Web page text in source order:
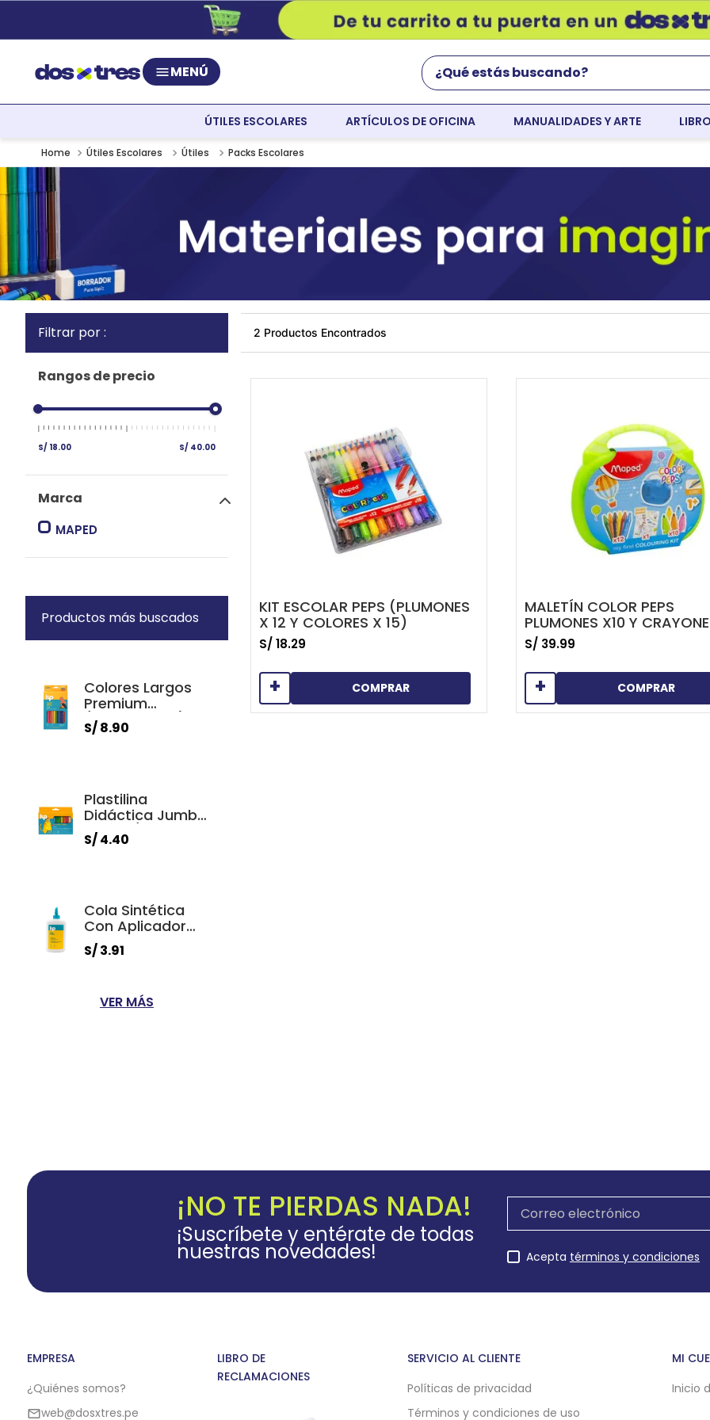
MENÚ
¿Qué estás buscando?
ÚTILES ESCOLARES ARTÍCULOS DE OFICINA MANUALIDADES Y ARTE
Útiles Escolares Útiles Packs Escolares
Marca
MAPED
Rangos de precio
S/ 18.00 S/ 40.00
Productos más buscados
Colores Largos
Premium
(Estuche X 12)
S/ 8.90
Plastilina
Didáctica Jumbo
200gr. (Estuche X
12)
S/ 4.40
Cola Sintética
Con Aplicador
250ml.
S/ 3.91
VER MÁS
2
KIT ESCOLAR PEPS (PLUMONES
X 12 Y COLORES X 15)
S/ 18.29
+ COMPRAR
MALETÍN COLOR PEPS
PLUMONES X10 Y
12
S/ 39.99
+ COMPRAR
¡NO TE PIERDAS NADA!
¡Suscríbete y entérate de todas
nuestras novedades! Acepta términos y condiciones
EMPRESA
¿Quiénes somos?
web@dosxtres.pe
LIBRO DE
RECLAMACIONES
SERVICIO AL CLIENTE
Políticas de privacidad
Términos y condiciones de uso
MI
Inicio
world english
faber
cartulina